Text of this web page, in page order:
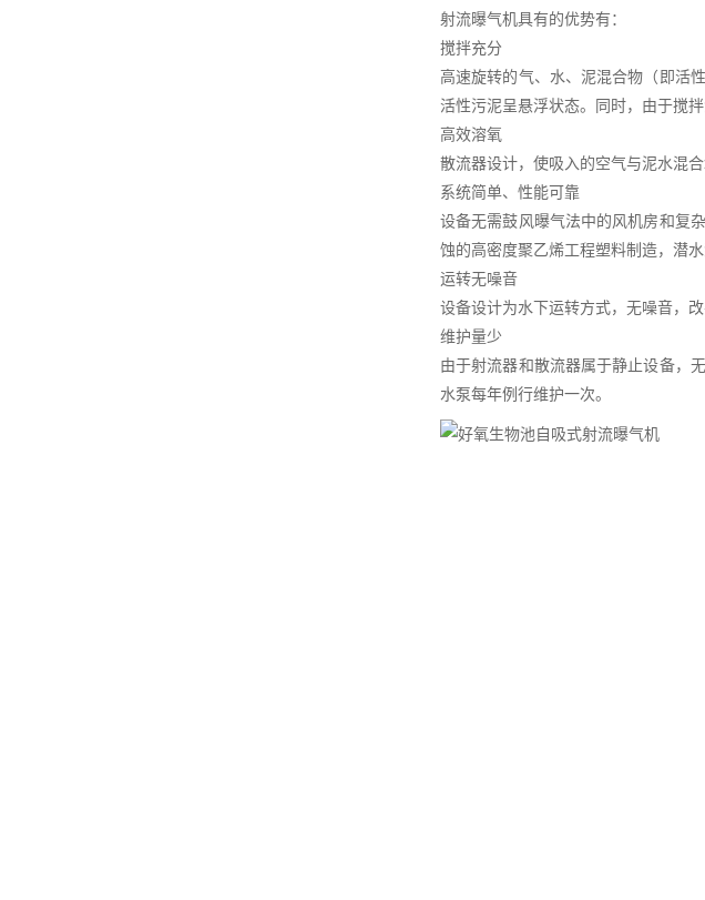
射流曝气机具有的优势有：
搅拌充分
高速旋转的气、水、泥混合物（即活
活性污泥呈悬浮状态。同时，由于搅
高效溶氧
散流器设计，使吸入的空气与泥水混
系统简单、性能可靠
设备无需鼓风曝气法中的风机房和复
蚀的高密度聚乙烯工程塑料制造，潜
运转无噪音
设备设计为水下运转方式，无噪音，
维护量少
由于射流器和散流器属于静止设备，
水泵每年例行维护一次。